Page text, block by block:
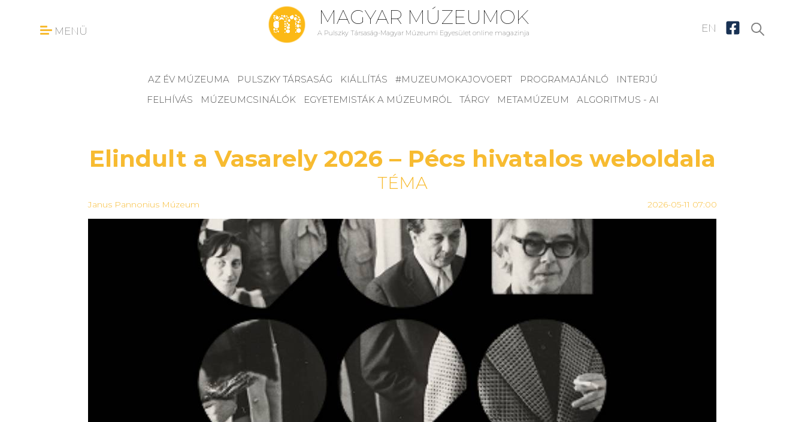
MENÜ
MAGYAR MÚZEUMOK
A Pulszky Társaság-Magyar Múzeumi Egyesület online magazinja EN
AZ ÉV MÚZEUMA PULSZKY TÁRSASÁG KIÁLLÍTÁS #MUZEUMOKAJOVOERT PROGRAMAJÁNLÓ
INTERJÚ
FELHÍVÁS
MÚZEUMCSINÁLÓK EGYETEMISTÁK A MÚZEUMRÓL TÁRGY METAMÚZEUM ALGORITMUS - AI
Elindult a Vasarely 2026 – Pécs hivatalos weboldala
TÉMA
Janus Pannonius Múzeum 2026-05-11 07:00